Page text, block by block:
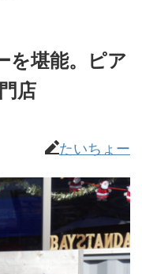
を堪能。ピア
店
たいちょー